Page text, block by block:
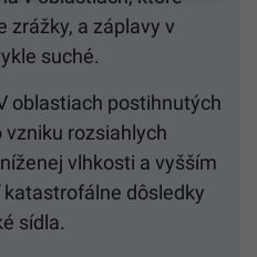
zrážky, a záplavy v
suché.
oblastiach postihnutých
vzniku rozsiahlych
vlhkosti a vyšším
dôsledky
sídla.